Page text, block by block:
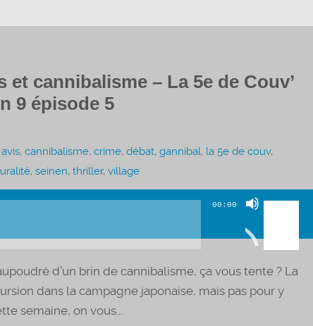
et cannibalisme – La 5e de Couv’
9 épisode 5
avis, cannibalisme, crime, débat, gannibal, la 5e de couv,
, seinen, thriller, village
00:00
Utilisez
flèches
pour
augmenter
d’un brin de cannibalisme, ça vous tente ? La
dans la campagne japonaise, mais pas pour y
semaine, on vous...